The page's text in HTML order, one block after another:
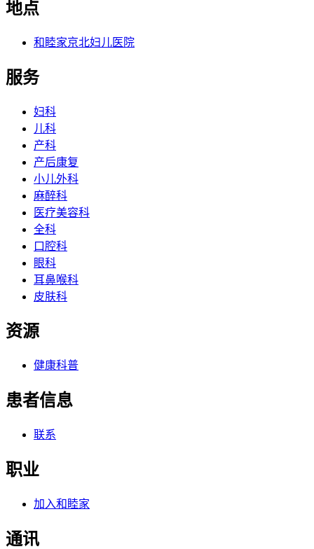
地点
和睦家京北妇儿医院
服务
妇科
儿科
产科
产后康复
小儿外科
麻醉科
医疗美容科
全科
口腔科
眼科
耳鼻喉科
皮肤科
资源
健康科普
患者信息
联系
职业
加入和睦家
通讯